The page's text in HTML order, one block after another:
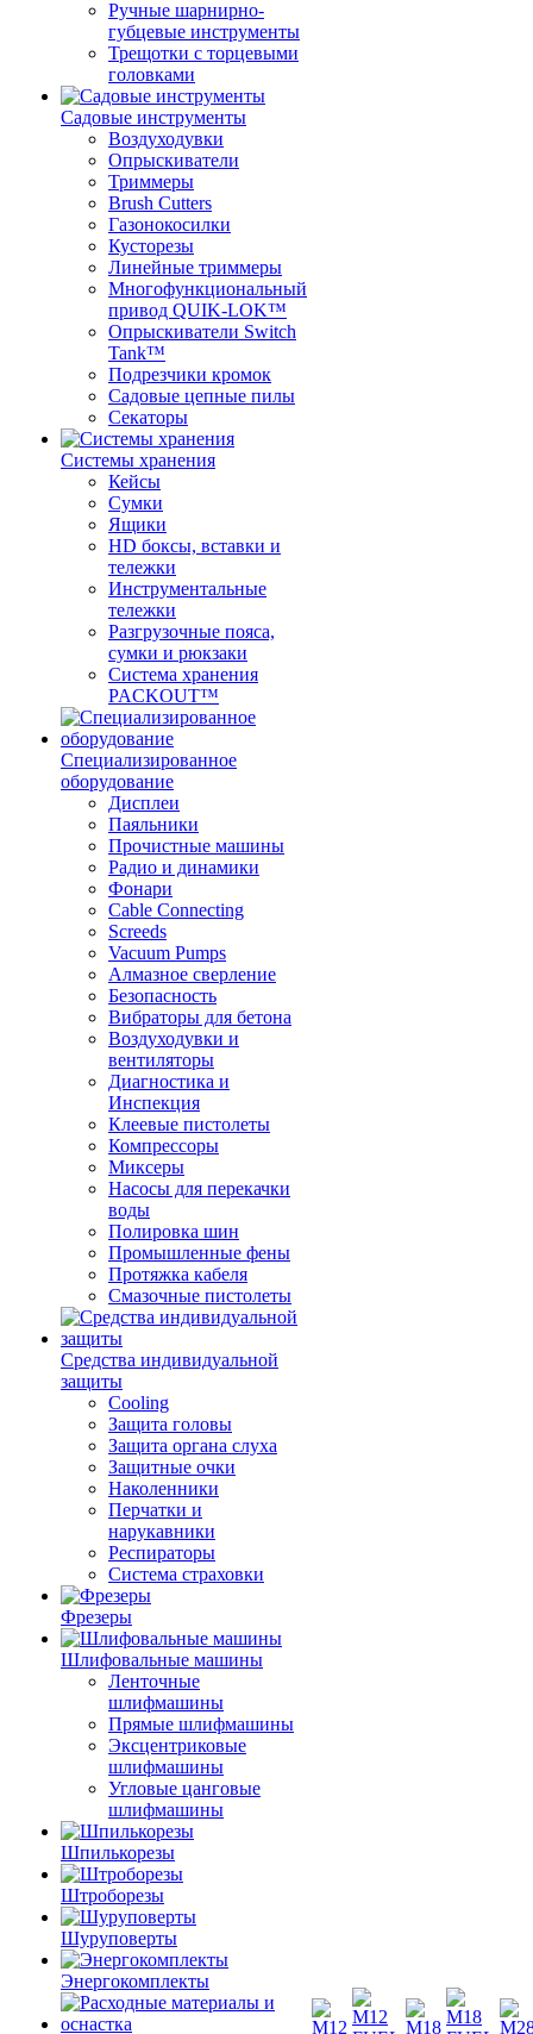
Ручные шарнирно-
губцевые инструменты
Трещотки с торцевыми
головками
Садовые инструменты
Воздуходувки
Опрыскиватели
Триммеры
Brush Cutters
Газонокосилки
Кусторезы
Линейные триммеры
Многофункциональный
привод QUIK-LOK™
Опрыскиватели Switch
Tank™
Подрезчики кромок
Садовые цепные пилы
Секаторы
Системы хранения
Кейсы
Сумки
Ящики
HD боксы, вставки и
тележки
Инструментальные
тележки
Разгрузочные пояса,
сумки и рюкзаки
Система хранения
PACKOUT™
Специализированное
оборудование
Дисплеи
Паяльники
Прочистные машины
Радио и динамики
Фонари
Cable Connecting
Screeds
Vacuum Pumps
Алмазное сверление
Безопасность
Вибраторы для бетона
Воздуходувки и
вентиляторы
Диагностика и
Инспекция
Клеевые пистолеты
Компрессоры
Миксеры
Насосы для перекачки
воды
Полировка шин
Промышленные фены
Протяжка кабеля
Смазочные пистолеты
Средства индивидуальной
защиты
Cooling
Защита головы
Защита органа слуха
Защитные очки
Наколенники
Перчатки и
нарукавники
Респираторы
Система страховки
Фрезеры
Шлифовальные машины
Ленточные
шлифмашины
Прямые шлифмашины
Эксцентриковые
шлифмашины
Угловые цанговые
шлифмашины
Шпилькорезы
Штроборезы
Шуруповерты
Энергокомплекты